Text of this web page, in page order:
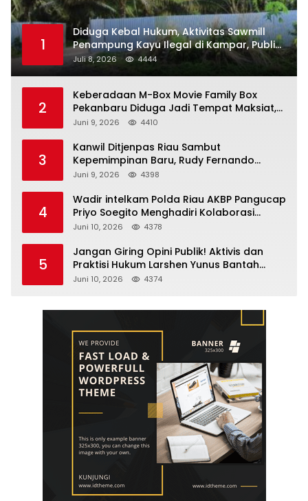
1
Diduga Kebal Hukum, Aktivitas Sawmill
Penampung Kayu Ilegal di Kampar, Publik
Soroti Komitmen Penegakan Hukum Polres
Juli 8, 2026 4444
2
Keberadaan M-Box Movie Family Box
Pekanbaru Diduga Jadi Tempat Maksiat,
Warga Resah Minta Pemerintah Lakukan
Juni 9, 2026 4410
3
Kanwil Ditjenpas Riau Sambut
Kepemimpinan Baru, Rudy Fernando
Sianturi Resmi Menjabat Kakanwil
Juni 9, 2026 4398
4
Wadir intelkam Polda Riau AKBP Pangucap
Priyo Soegito Menghadiri Kolaborasi
Selamatkan Lingkungan Cegah Karhutla
Juni 10, 2026 4378
5
Jangan Giring Opini Publik! Aktivis dan
Praktisi Hukum Larshen Yunus Bantah
Tuduhan Soal Gelar Profesor Sufmi Dasco
Juni 10, 2026 4374